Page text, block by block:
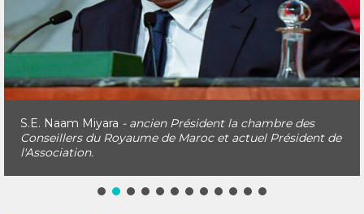
S.E. Naam Miyara - ancien Président la chambre des
Conseillers du Royaume de Maroc et actuel Président de
l'Association.